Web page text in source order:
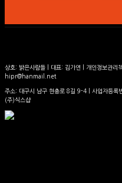
상호: 밝은사람들 | 대표: 김가연 | 개인정보관
hipr@hanmail.net
주소: 대구시 남구 현충로 8길 9-4 | 사업자등록
(주)식스샵